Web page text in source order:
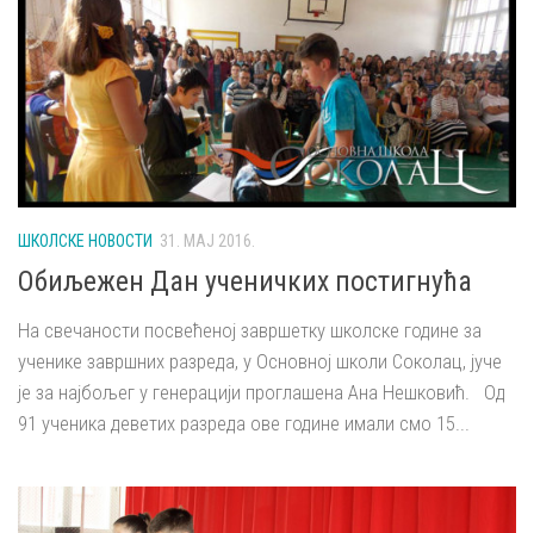
ШКОЛСКЕ НОВОСТИ 31. МАЈ 2016.
Обиљежен Дан ученичких постигнућа
На свечаности посвећеној завршетку школске године за
ученике завршних разреда, у Основној школи Соколац, јуче
је за најбољег у генерацији проглашена Ана Нешковић. Од
91 ученика деветих разреда ове године имали смо 15...